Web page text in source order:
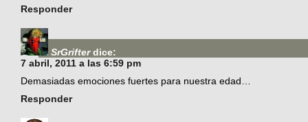
Responder
SrGrifter dice:
7 abril, 2011 a las 6:59 pm
Demasiadas emociones fuertes para nuestra edad…
Responder